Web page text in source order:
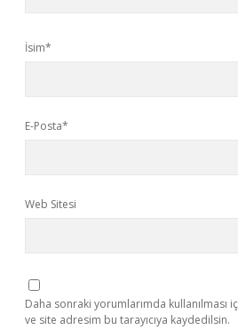
İsim*
E-Posta*
Web Sitesi
Daha sonraki yorumlarımda kullanılması
ve site adresim bu tarayıcıya kaydedilsin.